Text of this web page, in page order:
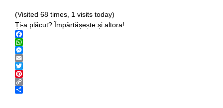
(Visited 68 times, 1 visits today)
Ți-a plăcut? Împărtășește și altora!
Facebook
WhatsApp
Messenger
Email
Twitter
Pinterest
Copy